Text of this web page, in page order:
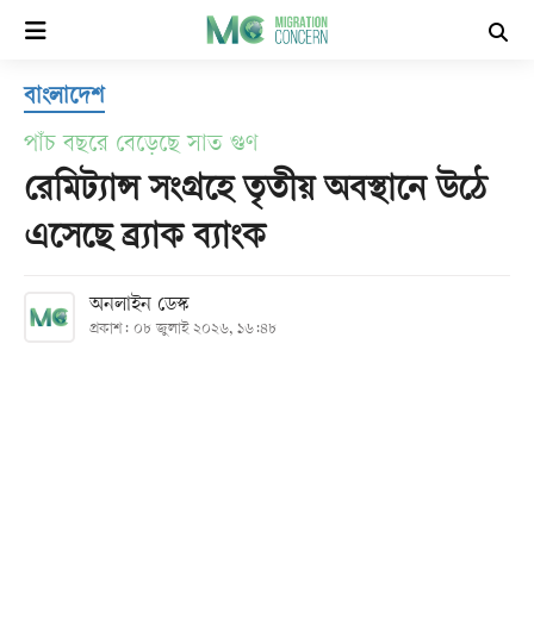
হোম
সর্বশেষ
সব
বাংলাদেশ
পাঁচ বছরে বেড়েছে সাত গুণ
রেমিট্যান্স সংগ্রহে তৃতীয় অবস্থানে উঠে
এসেছে ব্র্যাক ব্যাংক
অনলাইন ডেস্ক
প্রকাশ: ০৮ জুলাই ২০২৬, ১৬:৪৮